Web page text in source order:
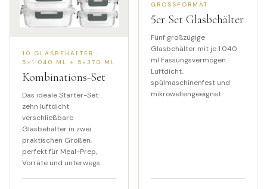
10 GLASBEHÄLTER ·
5×1.040 ML + 5×370 ML
Kombinations-Set
Das ideale Starter-Set:
zehn luftdicht
verschließbare
Glasbehälter in zwei
praktischen Größen,
perfekt für Meal-Prep,
Vorräte und unterwegs.
GROSSFORMAT
5er Set Glasbehälter
Fünf großzügige
Glasbehälter mit je 1.040
ml Fassungsvermögen.
Luftdicht,
spülmaschinenfest und
mikrowellengeeignet.